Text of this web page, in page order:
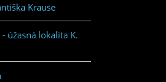
Krause
úžasná lokalita K.